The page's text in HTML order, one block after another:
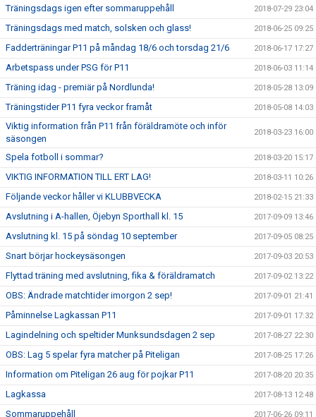
Träningsdags igen efter sommaruppehåll 2018-07-29 23:04
Träningsdags med match, solsken och glass! 2018-06-25 09:25
Fadderträningar P11 på måndag 18/6 och torsdag 21/6 2018-06-17 17:27
Arbetspass under PSG för P11 2018-06-03 11:14
Träning idag - premiär på Nordlunda! 2018-05-28 13:09
Träningstider P11 fyra veckor framåt 2018-05-08 14:03
Viktig information från P11 från föräldramöte och inför
säsongen
2018-03-23 16:00
Spela fotboll i sommar? 2018-03-20 15:17
VIKTIG INFORMATION TILL ERT LAG! 2018-03-11 10:26
Följande veckor håller vi KLUBBVECKA 2018-02-15 21:33
Avslutning i A-hallen, Öjebyn Sporthall kl. 15 2017-09-09 13:46
Avslutning kl. 15 på söndag 10 september 2017-09-05 08:25
Snart börjar hockeysäsongen 2017-09-03 20:53
Flyttad träning med avslutning, fika & föräldramatch 2017-09-02 13:22
OBS: Ändrade matchtider imorgon 2 sep! 2017-09-01 21:41
Påminnelse Lagkassan P11 2017-09-01 17:32
Lagindelning och speltider Munksundsdagen 2 sep 2017-08-27 22:30
OBS: Lag 5 spelar fyra matcher på Piteligan 2017-08-25 17:26
Information om Piteligan 26 aug för pojkar P11 2017-08-20 20:35
Lagkassa 2017-08-13 12:48
Sommaruppehåll 2017-06-26 09:11